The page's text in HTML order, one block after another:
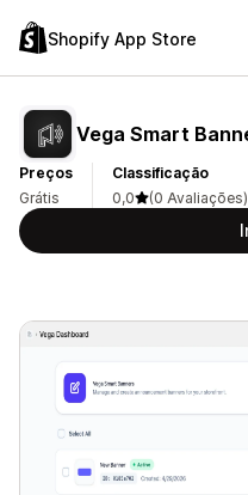
Shopify App Store
Vega Smart
Preços
Grátis
Classificação
0,0
(0 Avaliações)